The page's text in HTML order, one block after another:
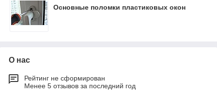
Основные поломки пластиковых окон
О нас
Рейтинг не сформирован
Менее 5 отзывов за последний год